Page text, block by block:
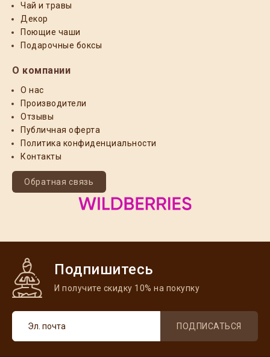
Чай и травы
Декор
Поющие чаши
Подарочные боксы
О компании
О нас
Производители
Отзывы
Публичная оферта
Политика конфиденциальности
Контакты
Обратная связь
Подпишитесь
И получите скидку 10% на покупку
ПОДПИСАТЬСЯ